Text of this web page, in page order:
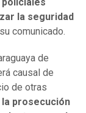
la seguridad
comunicado.
de
causal de
de otras
la prosecución